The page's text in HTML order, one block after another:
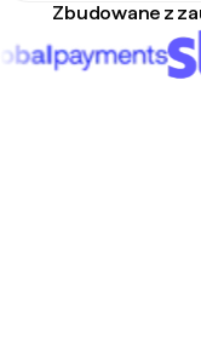
Zbudowane z